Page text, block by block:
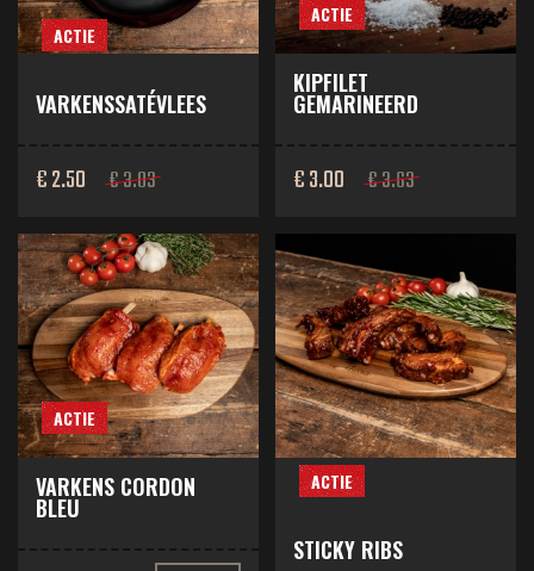
ACTIE
VARKENSSATÉVLEES
€ 2.50 € 3.03
ACTIE
KIPFILET
GEMARINEERD
€ 3.00 € 3.63
ACTIE
VARKENS CORDON
BLEU
ACTIE
STICKY RIBS